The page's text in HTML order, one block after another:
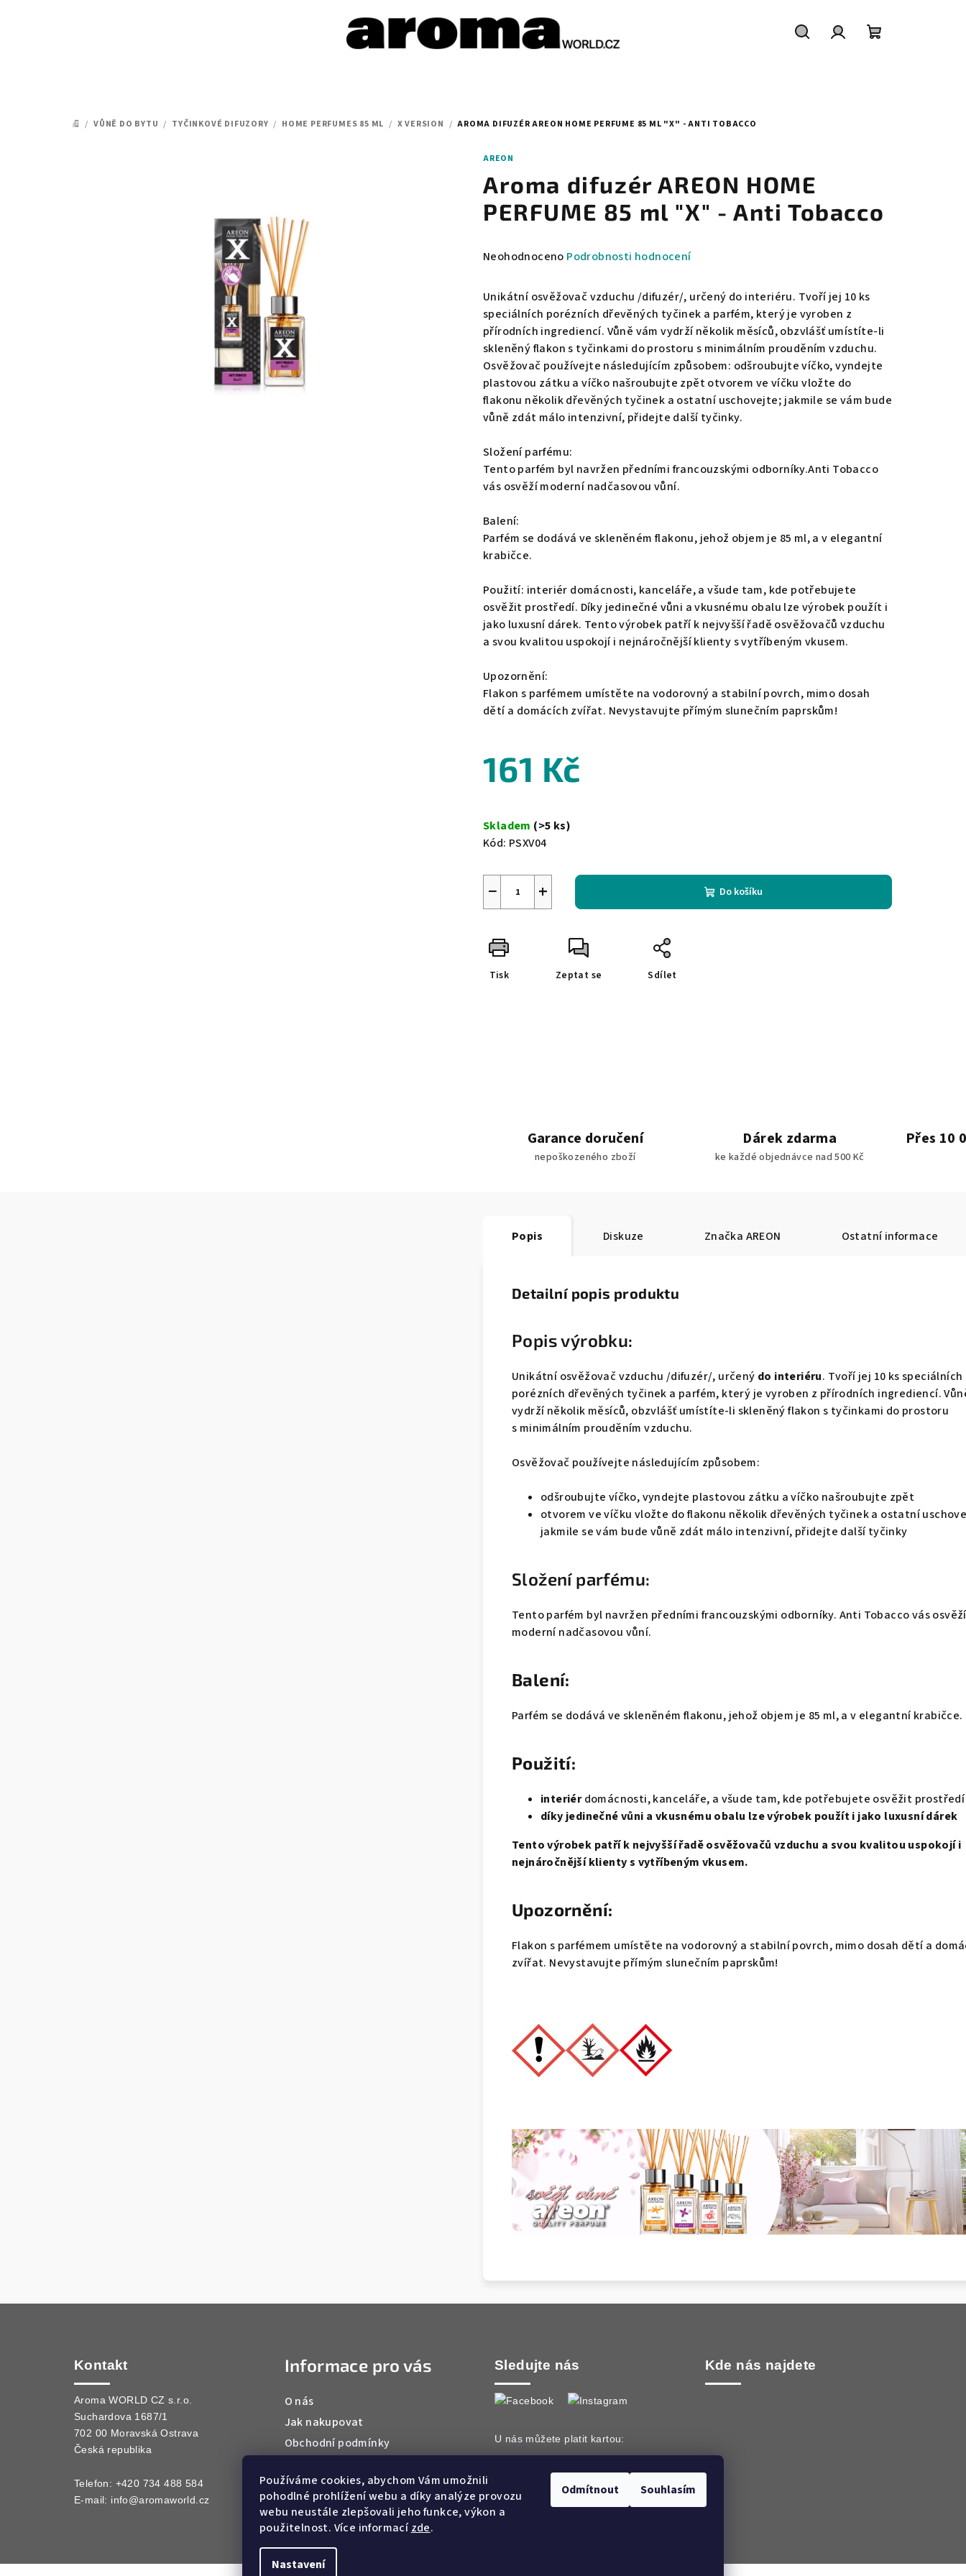
Používáme cookies, abychom Vám umožnili
pohodlné prohlížení webu a díky analýze provozu
webu neustále zlepšovali jeho funkce, výkon a
použitelnost. Více informacízde.
Nastavení
Odmítnout Souhlasím
DOMŮ
/ VŮNĚ DO BYTU / TYČINKOVÉ DIFUZORY / HOME PERFUMES 85 ML / X VERSION / AROMA DIFUZÉR AREON HOME PERFUME 85 ML "X" - ANTI TOBACCO
AREON
Aroma difuzér AREON HOME
PERFUME 85 ml "X" - Anti Tobacco
Průměrné
produktu
0,0
z
5
hvězdiček.
Neohodnoceno Podrobnosti hodnocení
Unikátní osvěžovač vzduchu /difuzér/, určený do interiéru. Tvoří jej 10 ks
speciálních porézních dřevěných tyčinek a parfém, který je vyroben z
přírodních ingrediencí. Vůně vám vydrží několik měsíců, obzvlášť umístíte-li
skleněný flakon s tyčinkami do prostoru s minimálním prouděním vzduchu.
Osvěžovač používejte následujícím způsobem: odšroubujte víčko, vyndejte
plastovou zátku a víčko našroubujte zpět otvorem ve víčku vložte do
flakonu několik dřevěných tyčinek a ostatní uschovejte; jakmile se vám bude
vůně zdát málo intenzivní, přidejte další tyčinky.
Složení parfému:
Tento parfém byl navržen předními francouzskými odborníky.Anti Tobacco
vás osvěží moderní nadčasovou vůní.
Balení:
Parfém se dodává ve skleněném flakonu, jehož objem je 85 ml, a v elegantní
krabičce.
Použití: interiér domácnosti, kanceláře, a všude tam, kde potřebujete
osvěžit prostředí. Díky jedinečné vůni a vkusnému obalu lze výrobek použít i
jako luxusní dárek. Tento výrobek patří k nejvyšší řadě osvěžovačů vzduchu
a svou kvalitou uspokojí i nejnáročnější klienty s vytříbeným vkusem.
Upozornění:
Flakon s parfémem umístěte na vodorovný a stabilní povrch, mimo dosah
dětí a domácích zvířat. Nevystavujte přímým slunečním paprskům!
161 Kč
cena:
Skladem (>5 ks)
Kód: PSXV04
+
− Do košíku
Tisk Zeptat se Sdílet
Garance doručení
nepoškozeného zboží
Dárek zdarma
ke každé objednávce nad 500 Kč
Přes 10
Popis Diskuze Značka AREON Ostatní informace
Detailní popis produktu
Popis výrobku:
Unikátní osvěžovač vzduchu /difuzér/, určený do interiéru. Tvoří jej 10 ks speciálních
porézních dřevěných tyčinek a parfém, který je vyroben z přírodních ingrediencí.
vydrží několik měsíců, obzvlášť umístíte-li skleněný flakon s tyčinkami do prostoru
s minimálním prouděním vzduchu.
Osvěžovač používejte následujícím způsobem:
odšroubujte víčko, vyndejte plastovou zátku a víčko našroubujte zpět
otvorem ve víčku vložte do flakonu několik dřevěných tyčinek a ostatní
jakmile se vám bude vůně zdát málo intenzivní, přidejte další tyčinky
Složení parfému:
Tento parfém byl navržen předními francouzskými odborníky. Anti Tobacco vás osvěží
moderní nadčasovou vůní.
Balení:
Parfém se dodává ve skleněném flakonu, jehož objem je 85 ml, a v elegantní krabičce.
Použití:
interiérdomácnosti, kanceláře, a všude tam, kde potřebujete osvěžit prostředí
díky jedinečné vůni a vkusnému obalu lze výrobek použít i jako luxusní dárek
Tento výrobek patří k nejvyšší řadě osvěžovačů vzduchu a svou kvalitou uspokojí i
nejnáročnější klienty s vytříbeným vkusem.
Upozornění:
Flakon s parfémem umístěte na vodorovný a stabilní povrch, mimo dosah dětí a
zvířat. Nevystavujte přímým slunečním paprskům!
Kontakt
Aroma WORLD CZ s.r.o.
Suchardova 1687/1
702 00 Moravská Ostrava
Česká republika
Telefon: +420 734 488 584
E-mail: info@aromaworld.cz
Informace pro vás
O nás
Jak nakupovat
Obchodní podmínky
Kontakty
Sledujte nás
U nás můžete platit kartou:
Kde nás najdete